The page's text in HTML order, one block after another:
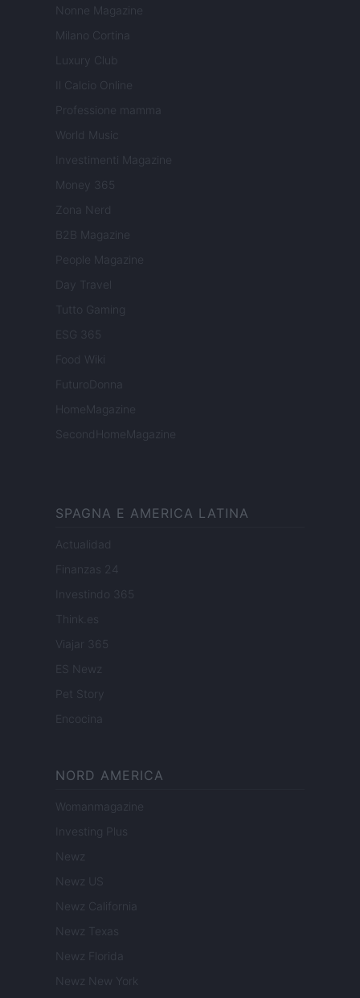
Nonne Magazine
Milano Cortina
Luxury Club
Il Calcio Online
Professione mamma
World Music
Investimenti Magazine
Money 365
Zona Nerd
B2B Magazine
People Magazine
Day Travel
Tutto Gaming
ESG 365
Food Wiki
FuturoDonna
HomeMagazine
SecondHomeMagazine
SPAGNA E AMERICA LATINA
Actualidad
Finanzas 24
Investindo 365
Think.es
Viajar 365
ES Newz
Pet Story
Encocina
NORD AMERICA
Womanmagazine
Investing Plus
Newz
Newz US
Newz California
Newz Texas
Newz Florida
Newz New York